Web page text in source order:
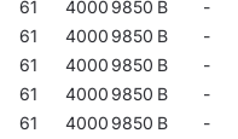
61
40009850 B -
61
40009850 B -
61
40009850 B -
61
40009850 B -
61
40009850 B -